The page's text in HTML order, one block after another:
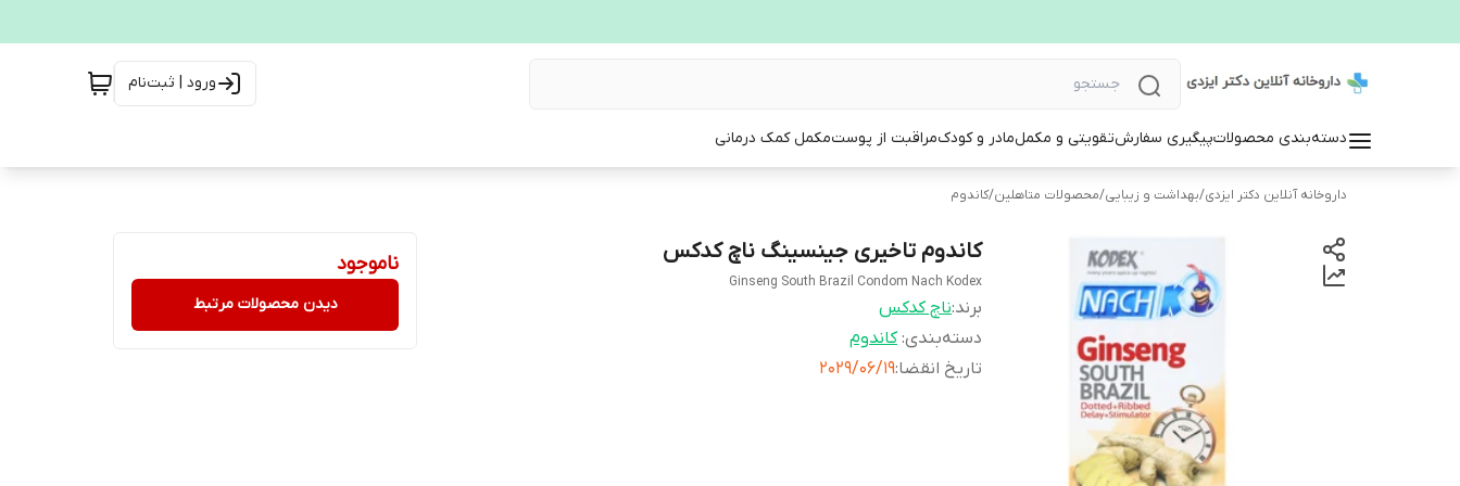
ورود | ثبت‌نام
دسته‌بندی محصولاتپیگیری سفارشتقویتی و مکملمادر و کودکمراقبت از پوستمکمل کمک درمانی
داروخانه آنلاین دکتر ایزدی/بهداشت و زیبایی/محصولات متاهلین/کاندوم
کاندوم تاخیری جینسینگ ناچ کدکس
Ginseng South Brazil Condom Nach Kodex
برند:ناچ کدکس
دسته‌بندی:کاندوم
تاریخ انقضا:
2029/06/19
ناموجود
دیدن محصولات مرتبط